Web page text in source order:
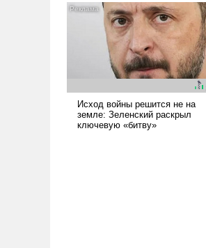
налогоплательщиков и где
Еревану за свои поступки не
нужно отвечать.